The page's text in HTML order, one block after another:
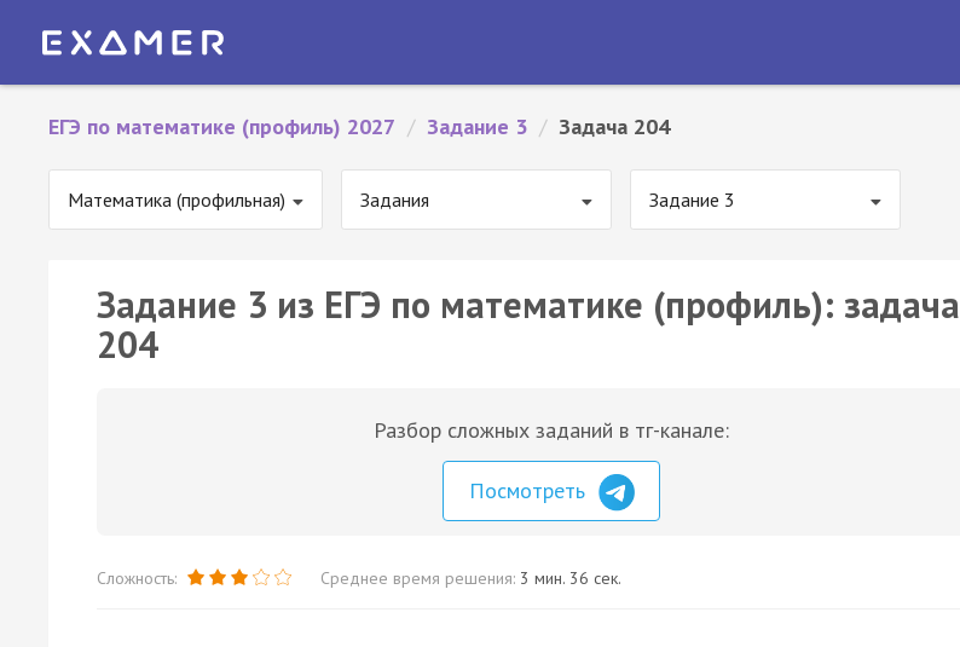
ЕГЭ по математике (профиль) 2027 / Задание 3 / Задача 204
Математика (профильная) Задания Задание 3
Задание 3 из ЕГЭ по математике (профиль): задача
204
Разбор сложных заданий в тг-канале:
Посмотреть
Сложность: Среднее время решения: 3 мин. 36 сек.